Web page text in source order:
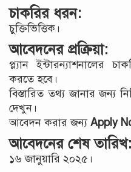
চাকরির ধরন:
চুক্তিভিত্তিক।
আবেদনের প্রক্রিয়া:
প্ল্যান ইন্টারন্যাশনালের
করতে হবে।
বিস্তারিত তথ্য জানার জন্য
দেখুন।
আবেদন করার জন্যApply
আবেদনের শেষ তারিখ:
১৬ জানুয়ারি ২০২৫।